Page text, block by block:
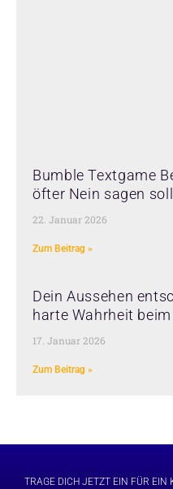
Bumble Textgame
öfter Nein sagen
22. Januar 2026
Zum Beitrag »
Dein Aussehen
harte Wahrheit
17. Januar 2026
Zum Beitrag »
TRAGE DICH JETZT EIN FÜR EIN